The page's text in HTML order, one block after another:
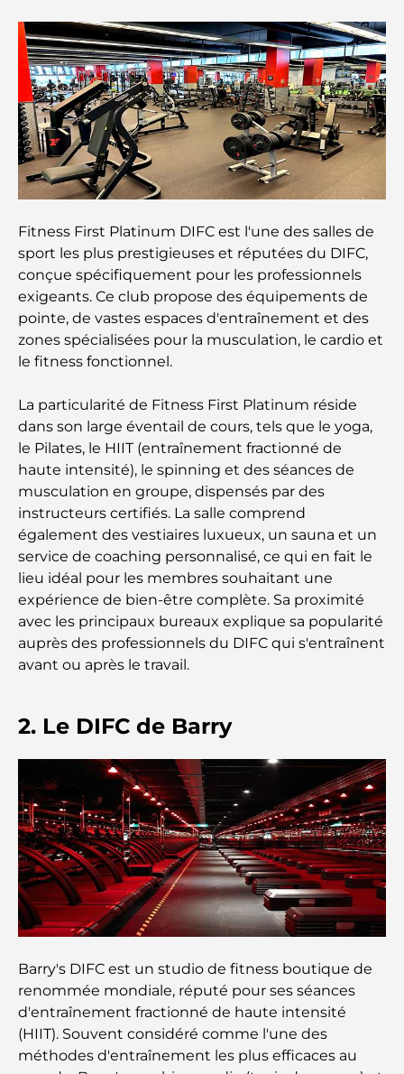
Restaurants avec vue sur le Burj Al Arab :
Expériences gastronomiques exceptionnelles à
Dubaï
Clubs de plage de Palm Jumeirah : Guide complet
2026
Restaurants italiens du centre-ville de Dubaï : un
avant-goût d'Italie au cœur de la ville
Les 7 meilleures salles de sport de Dubai Hills : le
summum du fitness
Le guide ultime des restaurants gastronomiques
de Palm Jumeirah
Découvrez les meilleurs petits-déjeuners de
Hôpitaux publics à Dubaï : des soins de santé
complets pour tous
Lamborghini les plus chères jamais construites : la
liste ultime des collectionneurs
L'école GEMS la plus chère de Dubaï : un guide
complet pour les parents
Les meilleures écoles près de Damac Hills 2 : un
guide pour les familles
Découvrez la promenade de Palm Jumeirah : une
balade placée sous le signe du luxe et des
panoramas.
Meilleurs quartiers où vivre en famille à Dubaï :
découvrez les meilleures options
Hôtels 5 étoiles à Dubaï : un luxe inégalé pour
chaque voyageur
Que faire dans le centre-ville de Dubaï : votre
guide ultime
Les meilleurs iftars à Dubaï : 7 adresses
mémorable
Fitness First Platinum DIFC est l'une des salles de
sport les plus prestigieuses et réputées du DIFC,
conçue spécifiquement pour les professionnels
exigeants. Ce club propose des équipements de
pointe, de vastes espaces d'entraînement et des
zones spécialisées pour la musculation, le cardio et
le fitness fonctionnel.
La particularité de Fitness First Platinum réside
dans son large éventail de cours, tels que le yoga,
le Pilates, le HIIT (entraînement fractionné de
haute intensité), le spinning et des séances de
musculation en groupe, dispensés par des
instructeurs certifiés. La salle comprend
également des vestiaires luxueux, un sauna et un
service de coaching personnalisé, ce qui en fait le
lieu idéal pour les membres souhaitant une
expérience de bien-être complète. Sa proximité
avec les principaux bureaux explique sa popularité
auprès des professionnels du DIFC qui s'entraînent
avant ou après le travail.
2. Le DIFC de Barry
Barry's DIFC est un studio de fitness boutique de
renommée mondiale, réputé pour ses séances
d'entraînement fractionné de haute intensité
(HIIT). Souvent considéré comme l'une des
méthodes d'entraînement les plus efficaces au